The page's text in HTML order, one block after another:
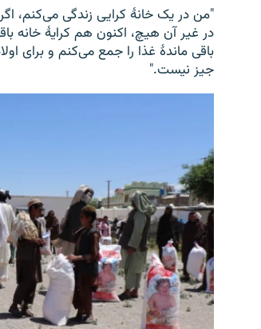
"من در یک خانۀ کرایی زندگی می‌کنم،
در غیر آن هیچ، اکنون هم کرایۀ خانه
باقی ماندۀ غذا را جمع می‌کنم و برای
جیز نیست‌."